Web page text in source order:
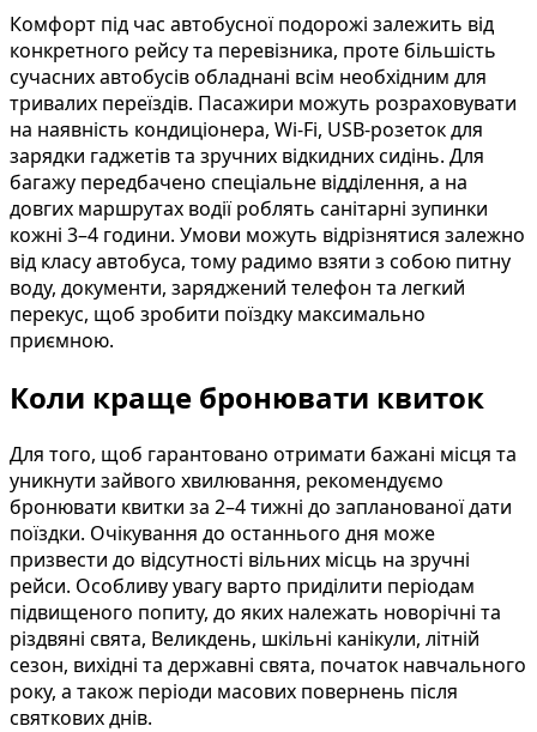
Комфорт під час автобусної подорожі залежить від
конкретного рейсу та перевізника, проте більшість
сучасних автобусів обладнані всім необхідним для
тривалих переїздів. Пасажири можуть розраховувати
на наявність кондиціонера, Wi-Fi, USB-розеток для
зарядки гаджетів та зручних відкидних сидінь. Для
багажу передбачено спеціальне відділення, а на
довгих маршрутах водії роблять санітарні зупинки
кожні 3–4 години. Умови можуть відрізнятися залежно
від класу автобуса, тому радимо взяти з собою питну
воду, документи, заряджений телефон та легкий
перекус, щоб зробити поїздку максимально
приємною.
Коли краще бронювати квиток
Для того, щоб гарантовано отримати бажані місця та
уникнути зайвого хвилювання, рекомендуємо
бронювати квитки за 2–4 тижні до запланованої дати
поїздки. Очікування до останнього дня може
призвести до відсутності вільних місць на зручні
рейси. Особливу увагу варто приділити періодам
підвищеного попиту, до яких належать новорічні та
різдвяні свята, Великдень, шкільні канікули, літній
сезон, вихідні та державні свята, початок навчального
року, а також періоди масових повернень після
святкових днів.